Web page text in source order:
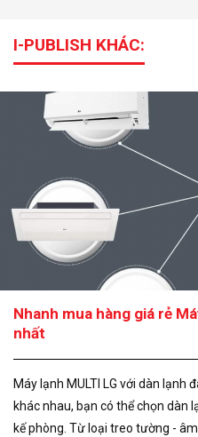
I-PUBLISH KHÁC:
Nhanh mua hàng giá rẻ
nhất
Máy lạnh MULTI LG với dàn lạnh
khác nhau, bạn có thể chọn
kế phòng. Từ loại treo tường -